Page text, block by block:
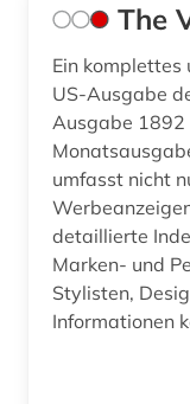
The
Ein komplettes
US-Ausgabe
Ausgabe 1892
umfasst nicht
detaillierte
Marken- und
Stylisten,
Informationen